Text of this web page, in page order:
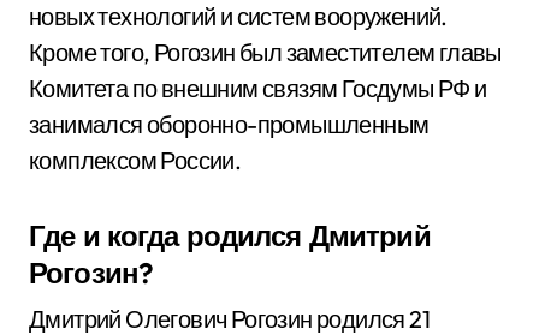
новых технологий и систем вооружений.
Кроме того, Рогозин был заместителем главы
Комитета по внешним связям Госдумы РФ и
занимался оборонно-промышленным
комплексом России.
Где и когда родился Дмитрий
Рогозин?
Дмитрий Олегович Рогозин родился 21